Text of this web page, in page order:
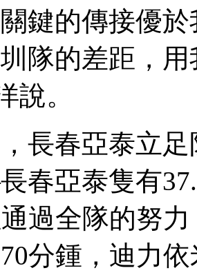
鍵的傳接優於
隊的差距
。
，長春亞泰立
亞泰隻有
但通過全隊的努
70分鍾，迪